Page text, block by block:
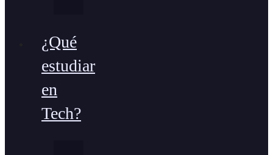
¿Qué
estudiar
en
Tech?